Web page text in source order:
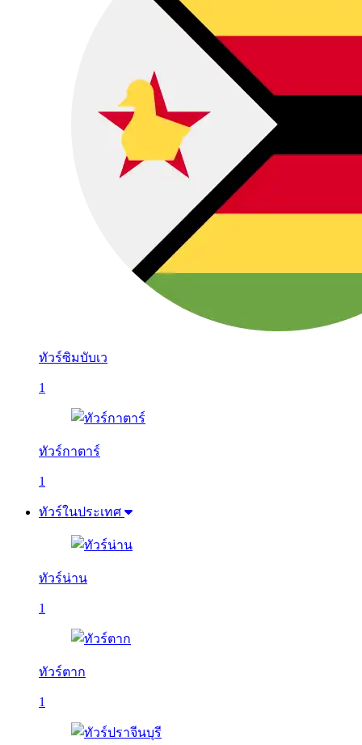
ทัวร์ซิมบับเว
1
ทัวร์กาตาร์
1
ทัวร์ในประเทศ
ทัวร์น่าน
1
ทัวร์ตาก
1